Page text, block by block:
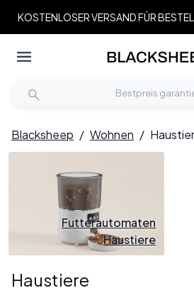
KOSTENLOSER VERSAND FÜR
Blacksheep / Wohnen /
Futterautomaten
Haustiere
Haustiere